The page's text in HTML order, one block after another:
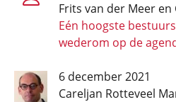
Frits van der Meer en
Eén hoogste
wederom op de
6 december 2021
Careljan Rotteveel